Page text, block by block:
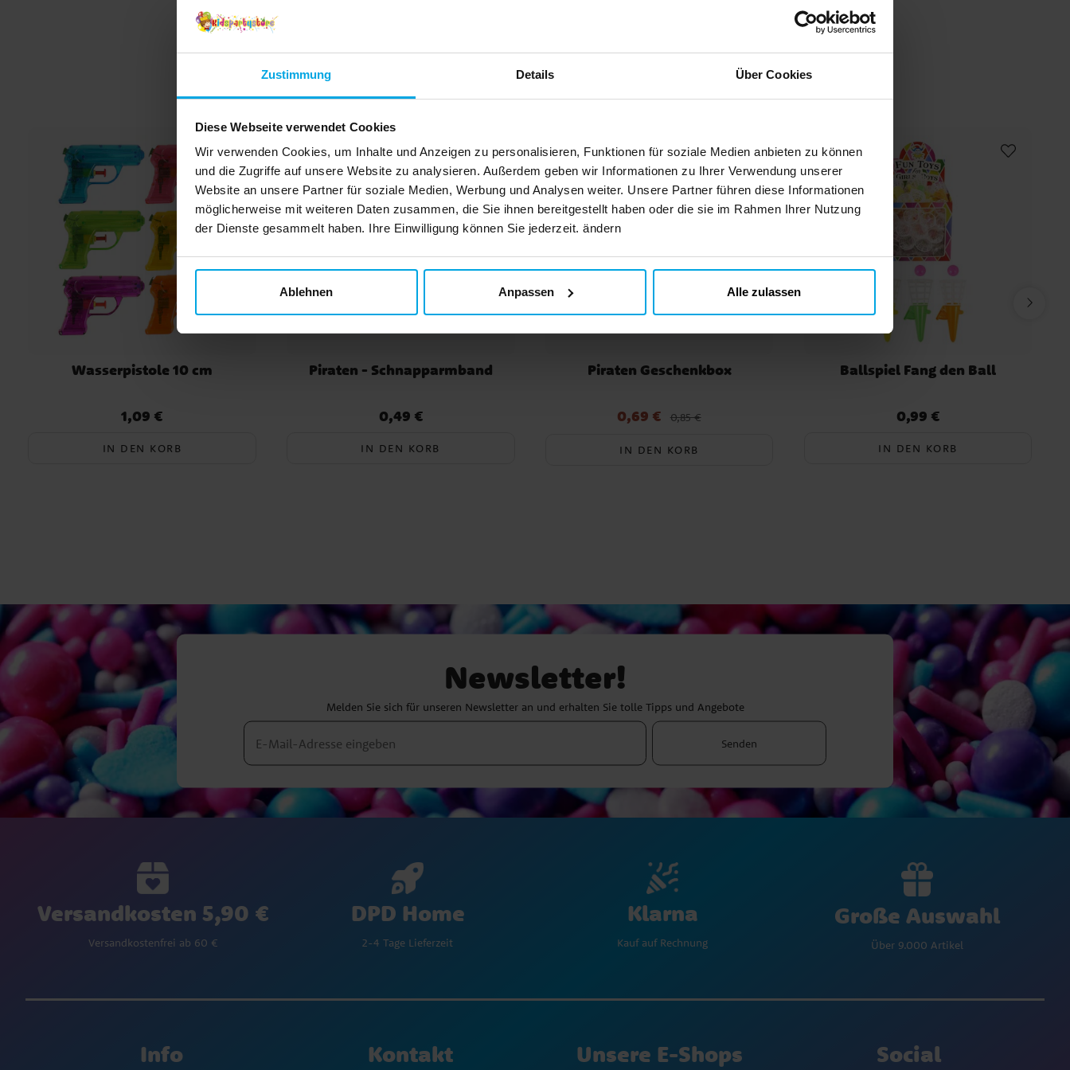
Zustimmung Details Über Cookies
Diese Webseite verwendet Cookies
Wir verwenden Cookies, um Inhalte und Anzeigen zu personalisieren, Funktionen für soziale Medien anbieten zu können
und die Zugriffe auf unsere Website zu analysieren. Außerdem geben wir Informationen zu Ihrer Verwendung unserer
Website an unsere Partner für soziale Medien, Werbung und Analysen weiter. Unsere Partner führen diese Informationen
möglicherweise mit weiteren Daten zusammen, die Sie ihnen bereitgestellt haben oder die sie im Rahmen Ihrer Nutzung
der Dienste gesammelt haben. Ihre Einwilligung können Sie jederzeit. ändern
Ablehnen Anpassen Alle zulassen
Ballonpumpe ist die perfekte Wahl.
Andere Kunden kauften
Wasserpistole 10 cm
Preis:1,09 €
1,09 €
IN DEN KORB
Piraten - Schnapparmband
Preis:0,49 €
0,49 €
IN DEN KORB
Piraten Geschenkbox
Aktueller Preis:0,69 €Vorheriger Preis
0,85 €
0,69 € 0,85 €
IN DEN KORB
Ballspiel Fang den Ball
Preis:0,99 €
0,99 €
IN DEN KORB
Newsletter!
Melden Sie sich für unseren Newsletter an und erhalten Sie tolle Tipps und Angebote
Senden
Versandkosten 5,90 €
Versandkostenfrei ab 60 €
DPD Home
2-4 Tage Lieferzeit
Klarna
Kauf auf Rechnung
Große Auswahl
Über 9.000 Artikel
Info Kontakt Unsere E-Shops Social